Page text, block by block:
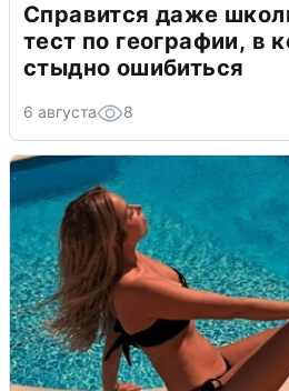
Справится даже
тест по географии, в
стыдно ошибиться
6 августа 8